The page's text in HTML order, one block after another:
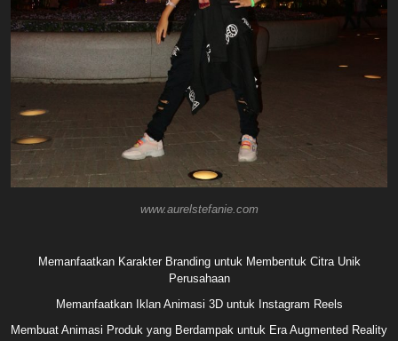
www.aurelstefanie.com
Memanfaatkan Karakter Branding untuk Membentuk Citra Unik
Perusahaan
Memanfaatkan Iklan Animasi 3D untuk Instagram Reels
Membuat Animasi Produk yang Berdampak untuk Era Augmented Reality